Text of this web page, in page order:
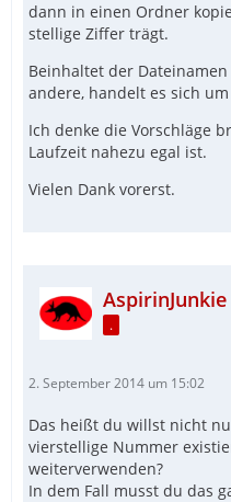
dann in einen Ordner
stellige Ziffer trägt.
Beinhaltet der
andere, handelt es sich
Ich denke die Vorschläge
Laufzeit nahezu egal ist.
Vielen Dank vorerst.
AspirinJunkie
.
2. September 2014 um 15:02
Das heißt du willst nicht
vierstellige Nummer
weiterverwenden?
In dem Fall musst du das